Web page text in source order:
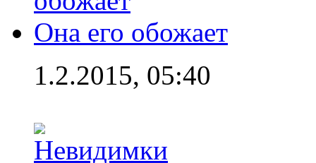
Она его обожает
1.2.2015, 05:40